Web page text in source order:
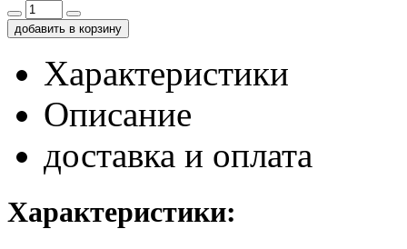
добавить в корзину
Характеристики
Описание
доставка и оплата
Характеристики: